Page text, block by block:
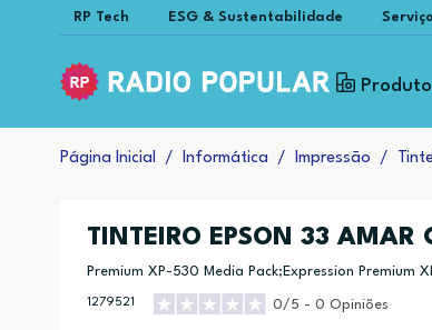
RP Tech ESG & Sustentabilidade
Página Inicial Informática Impressão
TINTEIRO EPSON 33 AMAR
Premium XP-530 Media Pack;Expression Premium
1279521 0/5 - 0 Opiniões